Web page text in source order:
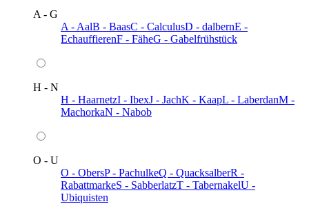
A - G
A - AalB - BaasC - CalculusD - dalbernE -
EchauffierenF - FäheG - Gabelfrühstück
H - N
H - HaarnetzI - IbexJ - JachK - KaapL - LaberdanM -
MachorkaN - Nabob
O - U
O - ObersP - PachulkeQ - QuacksalberR -
RabattmarkeS - SabberlatzT - TabernakelU -
Ubiquisten